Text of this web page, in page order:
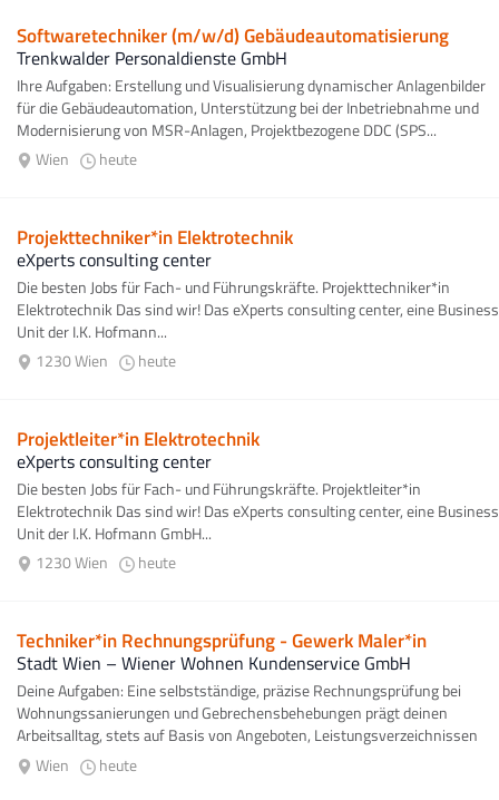
Softwaretechniker (m/w/d) Gebäudeautomatisierung
Trenkwalder Personaldienste GmbH
Ihre Aufgaben: Erstellung und Visualisierung dynamischer Anlagenbilder
für die Gebäudeautomation, Unterstützung bei der Inbetriebnahme und
Modernisierung von MSR-Anlagen, Projektbezogene DDC (SPS...
Wien
heute
Projekttechniker*in Elektrotechnik
eXperts consulting center
Die besten Jobs für Fach- und Führungskräfte. Projekttechniker*in
Elektrotechnik Das sind wir! Das eXperts consulting center, eine Business
Unit der I.K. Hofmann...
1230 Wien
heute
Projektleiter*in Elektrotechnik
eXperts consulting center
Die besten Jobs für Fach- und Führungskräfte. Projektleiter*in
Elektrotechnik Das sind wir! Das eXperts consulting center, eine Business
Unit der I.K. Hofmann GmbH...
1230 Wien
heute
Techniker*in Rechnungsprüfung - Gewerk Maler*in
Stadt Wien – Wiener Wohnen Kundenservice GmbH
Deine Aufgaben: Eine selbstständige, präzise Rechnungsprüfung bei
Wohnungssanierungen und Gebrechensbehebungen prägt deinen
Arbeitsalltag, stets auf Basis von Angeboten, Leistungsverzeichnissen
sowie relevanten...
Wien heute